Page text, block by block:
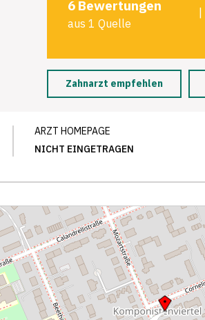
6 Bewertungen
aus 1 Quelle
Zahnarzt empfehlen
ARZT HOMEPAGE
NICHT EINGETRAGEN